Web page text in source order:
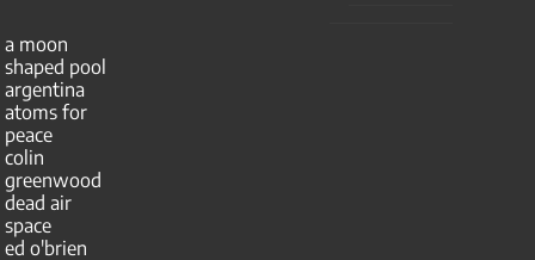
a moon
shaped pool
argentina
atoms for
peace
colin
greenwood
dead air
space
ed o'brien